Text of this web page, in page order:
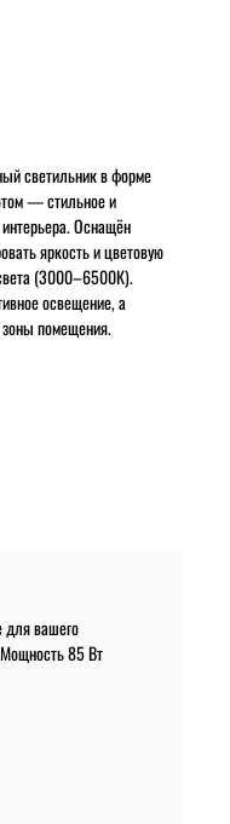
светильник в форме
— стильное и
Оснащён
яркость и цветовую
(3000–6500К).
освещение, а
помещения.
для вашего
Мощность 85 Вт